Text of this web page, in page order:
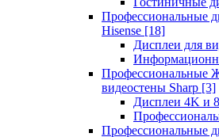
Профессиональные
Hisense [18]
Дисплеи для
Профессиональные
видеостены Sharp [3]
Дисплеи 4K и
Профессиональные